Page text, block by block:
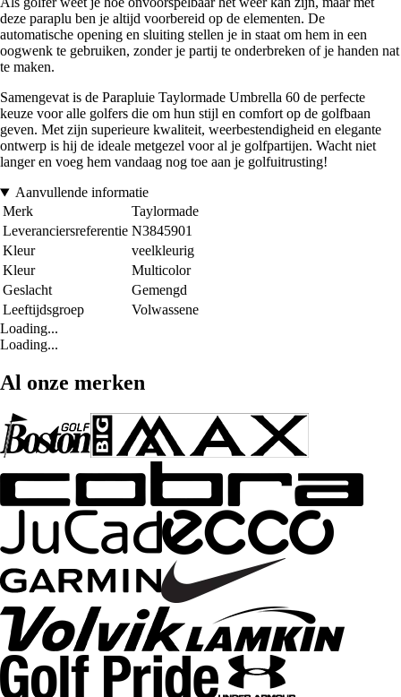
deze paraplu ben je altijd voorbereid op de elementen. De
automatische opening en sluiting stellen je in staat om hem in een
oogwenk te gebruiken, zonder je partij te onderbreken of je handen nat
te maken.
Samengevat is de Parapluie Taylormade Umbrella 60 de perfecte
keuze voor alle golfers die om hun stijl en comfort op de golfbaan
geven. Met zijn superieure kwaliteit, weerbestendigheid en elegante
ontwerp is hij de ideale metgezel voor al je golfpartijen. Wacht niet
langer en voeg hem vandaag nog toe aan je golfuitrusting!
Aanvullende informatie
Merk
Taylormade
Leveranciersreferentie N3845901
Kleur
veelkleurig
Kleur
Multicolor
Geslacht
Gemengd
Leeftijdsgroep
Volwassene
Loading...
Loading...
Al onze merken